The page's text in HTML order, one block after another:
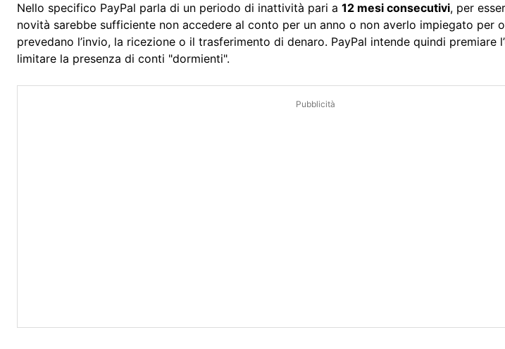
Nello specifico PayPal parla di un periodo di inattività pari a 12 mesi consecutivi, per
novità sarebbe sufficiente non accedere al conto per un anno o non averlo impiegato per
prevedano l’invio, la ricezione o il trasferimento di denaro. PayPal intende quindi premiare
limitare la presenza di conti "dormienti".
Pubblicità